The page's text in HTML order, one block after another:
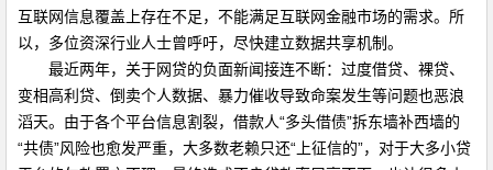
互联网信息覆盖上存在不足，不能满足互联网金融市场的需求。所
以，多位资深行业人士曾呼吁，尽快建立数据共享机制。
最近两年，关于网贷的负面新闻接连不断：过度借贷、裸贷、
变相高利贷、倒卖个人数据、暴力催收导致命案发生等问题也恶浪
滔天。由于各个平台信息割裂，借款人“多头借债”拆东墙补西墙的
“共债”风险也愈发严重，大多数老赖只还“上征信的”，对于大多小贷